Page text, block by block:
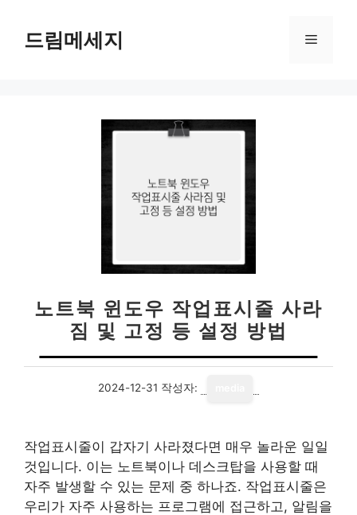
드림메세지 메
노트북 윈도우 작업표시줄 사라
짐 및 고정 등 설정 방법
2024-12-31 작성자:
작업표시줄이 갑자기 사라졌다면 매우 놀라운 일일
것입니다. 이는 노트북이나 데스크탑을 사용할 때
자주 발생할 수 있는 문제 중 하나죠. 작업표시줄은
우리가 자주 사용하는 프로그램에 접근하고, 알림을